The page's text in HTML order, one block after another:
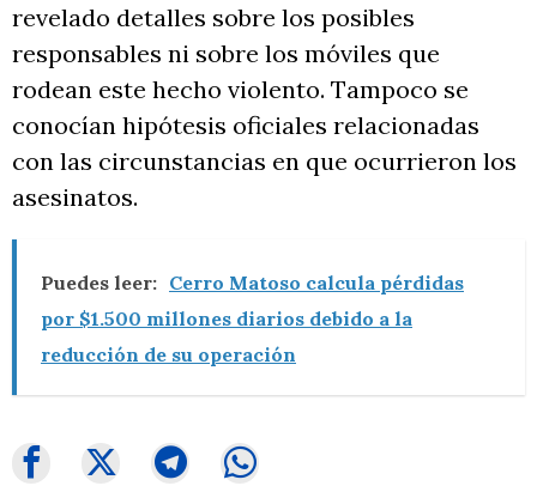
revelado detalles sobre los posibles
responsables ni sobre los móviles que
rodean este hecho violento. Tampoco se
conocían hipótesis oficiales relacionadas
con las circunstancias en que ocurrieron los
asesinatos.
Puedes leer: Cerro Matoso calcula pérdidas
por $1.500 millones diarios debido a la
reducción de su operación